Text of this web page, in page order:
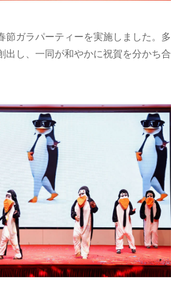
ガラパーティーを実施しました。多
し、一同が和やかに祝賀を分かち合